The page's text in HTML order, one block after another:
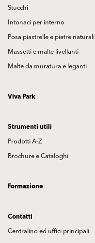
Stucchi
Intonaci per interno
Posa piastrelle e pietre naturali
Massetti e malte livellanti
Malte da muratura e leganti
Viva Park
Strumenti utili
Prodotti A-Z
Brochure e Cataloghi
Formazione
Contatti
Centralino ed uffici principali